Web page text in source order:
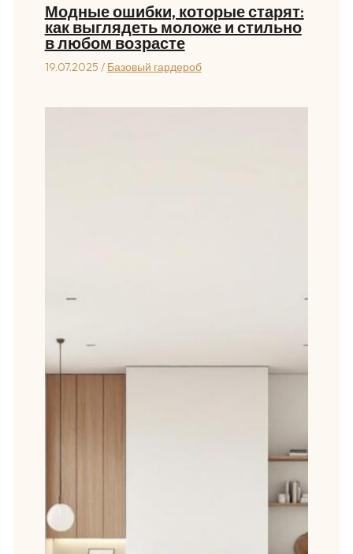
Модные ошибки, которые старят:
как выглядеть моложе и стильно
в любом возрасте
19.07.2025 / Базовый гардероб